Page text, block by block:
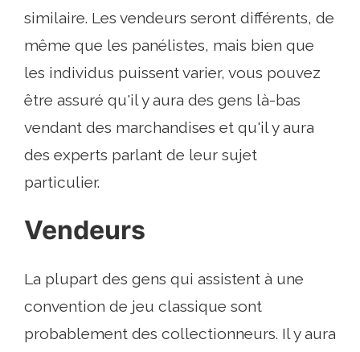
similaire. Les vendeurs seront différents, de
même que les panélistes, mais bien que
les individus puissent varier, vous pouvez
être assuré qu'il y aura des gens là-bas
vendant des marchandises et qu'il y aura
des experts parlant de leur sujet
particulier.
Vendeurs
La plupart des gens qui assistent à une
convention de jeu classique sont
probablement des collectionneurs. Il y aura